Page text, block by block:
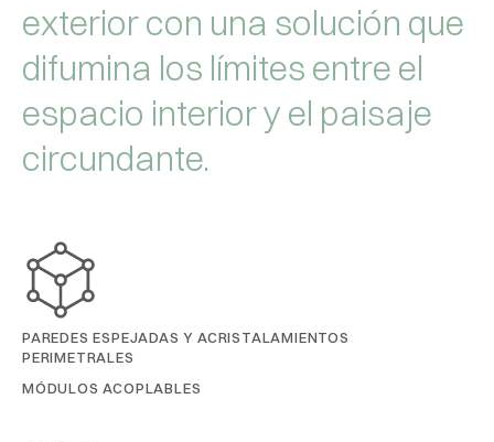
exterior con una solución que
difumina los límites entre el
espacio interior y el paisaje
circundante.
PAREDES ESPEJADAS Y ACRISTALAMIENTOS
PERIMETRALES
MÓDULOS ACOPLABLES